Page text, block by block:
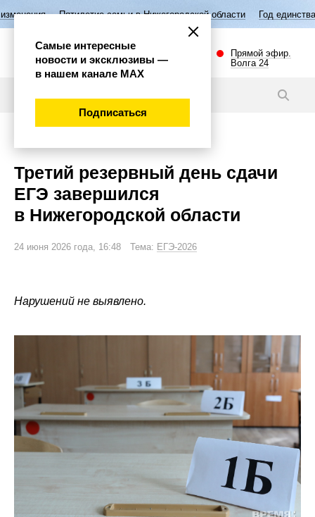
семьи в Нижегородской области Год единства народов
Прямой эфир.
Волга 24
Третий резервный день сдачи
ЕГЭ завершился
в Нижегородской области
24 июня 2026 года, 16:48 Тема: ЕГЭ-2026
Нарушений не выявлено.
Самые интересные
новости и эксклюзивы —
в нашем канале МАХ
Подписаться